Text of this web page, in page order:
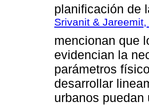
planificación de
Srivanit & Jareemit,
mencionan que
evidencian la
parámetros
desarrollar
urbanos